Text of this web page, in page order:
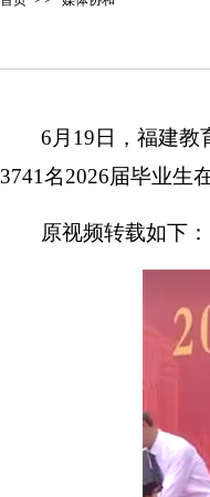
6月19日，福建教
3741名2026届毕业生
原视频转载如下：